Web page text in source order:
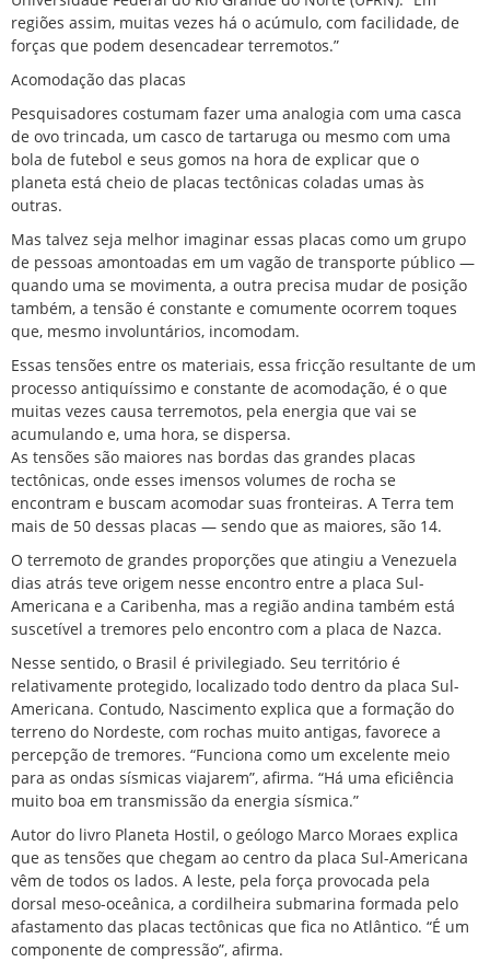
regiões assim, muitas vezes há o acúmulo, com facilidade, de
forças que podem desencadear terremotos.”
Acomodação das placas
Pesquisadores costumam fazer uma analogia com uma casca
de ovo trincada, um casco de tartaruga ou mesmo com uma
bola de futebol e seus gomos na hora de explicar que o
planeta está cheio de placas tectônicas coladas umas às
outras.
Mas talvez seja melhor imaginar essas placas como um grupo
de pessoas amontoadas em um vagão de transporte público —
quando uma se movimenta, a outra precisa mudar de posição
também, a tensão é constante e comumente ocorrem toques
que, mesmo involuntários, incomodam.
Essas tensões entre os materiais, essa fricção resultante de um
processo antiquíssimo e constante de acomodação, é o que
muitas vezes causa terremotos, pela energia que vai se
acumulando e, uma hora, se dispersa.
As tensões são maiores nas bordas das grandes placas
tectônicas, onde esses imensos volumes de rocha se
encontram e buscam acomodar suas fronteiras. A Terra tem
mais de 50 dessas placas — sendo que as maiores, são 14.
O terremoto de grandes proporções que atingiu a Venezuela
dias atrás teve origem nesse encontro entre a placa Sul-
Americana e a Caribenha, mas a região andina também está
suscetível a tremores pelo encontro com a placa de Nazca.
Nesse sentido, o Brasil é privilegiado. Seu território é
relativamente protegido, localizado todo dentro da placa Sul-
Americana. Contudo, Nascimento explica que a formação do
terreno do Nordeste, com rochas muito antigas, favorece a
percepção de tremores. “Funciona como um excelente meio
para as ondas sísmicas viajarem”, afirma. “Há uma eficiência
muito boa em transmissão da energia sísmica.”
Autor do livro Planeta Hostil, o geólogo Marco Moraes explica
que as tensões que chegam ao centro da placa Sul-Americana
vêm de todos os lados. A leste, pela força provocada pela
dorsal meso-oceânica, a cordilheira submarina formada pelo
afastamento das placas tectônicas que fica no Atlântico. “É um
componente de compressão”, afirma.